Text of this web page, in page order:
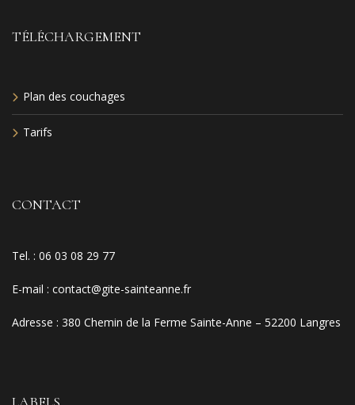
TÉLÉCHARGEMENT
Plan des couchages
Tarifs
CONTACT
Tel. : 06 03 08 29 77
E-mail : contact@gite-sainteanne.fr
Adresse : 380 Chemin de la Ferme Sainte-Anne – 52200 Langres
LABELS